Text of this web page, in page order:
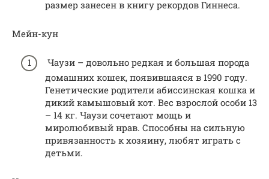
размер занесен в книгу рекордов Гиннеса.
Мейн-кун
Чаузи – довольно редкая и большая порода
домашних кошек, появившаяся в 1990 году.
Генетические родители абиссинская кошка и
дикий камышовый кот. Вес взрослой особи 13
– 14 кг. Чаузи сочетают мощь и
миролюбивый нрав. Способны на сильную
привязанность к хозяину, любят играть с
детьми.